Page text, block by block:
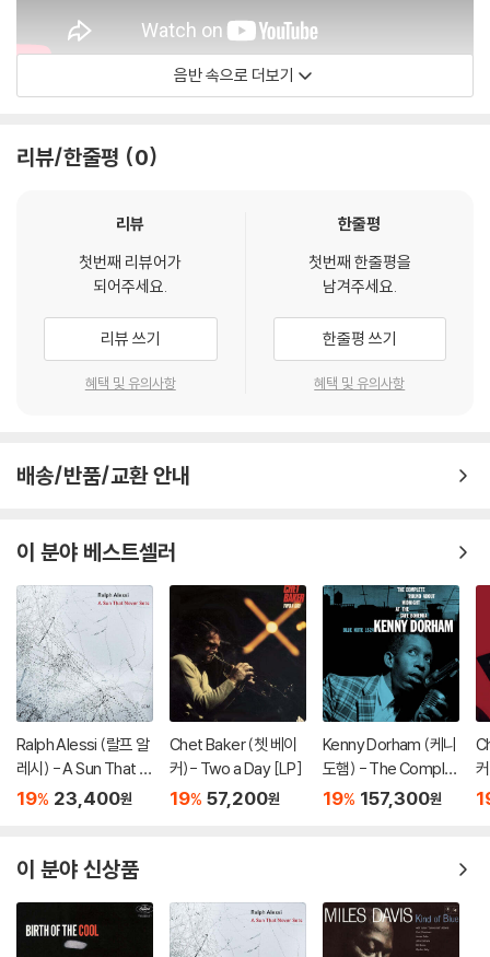
음반 속으로 더보기
리뷰/한줄평 0
리뷰
첫번째 리뷰어가
되어주세요.
리뷰 쓰기
혜택 및 유의사항
한줄평
첫번째 한줄평을
남겨주세요.
한줄평 쓰기
혜택 및 유의사항
배송/반품/교환 안내
이 분야 베스트셀러
Ralph Alessi (랄프 알
레시) - A Sun That N
ever Sets
19% 23,400원
Chet Baker (쳇 베이
커)- Two a Day [LP]
19% 57,200원
Kenny Dorham (케니
도햄) - The Complet
e 'Round About at th
19% 157,300원
이 분야 신상품